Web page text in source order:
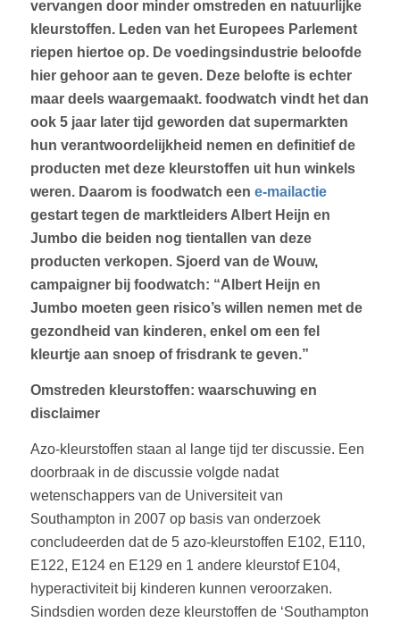
vervangen door minder omstreden en natuurlijke
kleurstoffen. Leden van het Europees Parlement
riepen hiertoe op. De voedingsindustrie beloofde
hier gehoor aan te geven. Deze belofte is echter
maar deels waargemaakt. foodwatch vindt het dan
ook 5 jaar later tijd geworden dat supermarkten
hun verantwoordelijkheid nemen en definitief de
producten met deze kleurstoffen uit hun winkels
weren. Daarom is foodwatch een e-mailactie
gestart tegen de marktleiders Albert Heijn en
Jumbo die beiden nog tientallen van deze
producten verkopen. Sjoerd van de Wouw,
campaigner bij foodwatch: “Albert Heijn en
Jumbo moeten geen risico’s willen nemen met de
gezondheid van kinderen, enkel om een fel
kleurtje aan snoep of frisdrank te geven.”
Omstreden kleurstoffen: waarschuwing en
disclaimer
Azo-kleurstoffen staan al lange tijd ter discussie. Een
doorbraak in de discussie volgde nadat
wetenschappers van de Universiteit van
Southampton in 2007 op basis van onderzoek
concludeerden dat de 5 azo-kleurstoffen E102, E110,
E122, E124 en E129 en 1 andere kleurstof E104,
hyperactiviteit bij kinderen kunnen veroorzaken.
Sindsdien worden deze kleurstoffen de ‘Southampton